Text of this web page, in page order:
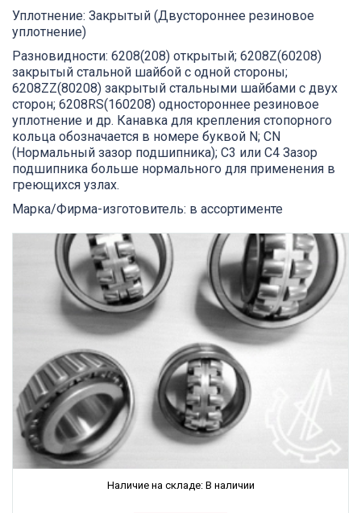
Уплотнение: Закрытый (Двустороннее резиновое
уплотнение)
Разновидности: 6208(208) открытый; 6208Z(60208)
закрытый стальной шайбой с одной стороны;
6208ZZ(80208) закрытый стальными шайбами с двух
сторон; 6208RS(160208) одностороннее резиновое
уплотнение и др. Канавка для крепления стопорного
кольца обозначается в номере буквой N; СN
(Нормальный зазор подшипника); C3 или C4 Зазор
подшипника больше нормального для применения в
греющихся узлах.
Марка/Фирма-изготовитель: в ассортименте
Наличие на складе: В наличии